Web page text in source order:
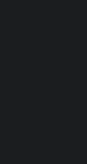
vår rosa
med sin